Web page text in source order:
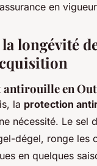
en vigueur
longévité
antirouille en
la protection
nécessité. Le sel
dégel, ronge les
en quelques